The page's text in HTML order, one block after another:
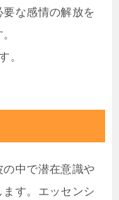
な感情の解放を
。
中で潜在意識や
す。エッセンシ